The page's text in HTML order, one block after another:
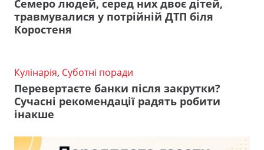
Семеро людей, серед них двоє дітей,
травмувалися у потрійній ДТП біля
Коростеня
Кулінарія, Суботні поради
Перевертаєте банки після закрутки?
Сучасні рекомендації радять робити
інакше